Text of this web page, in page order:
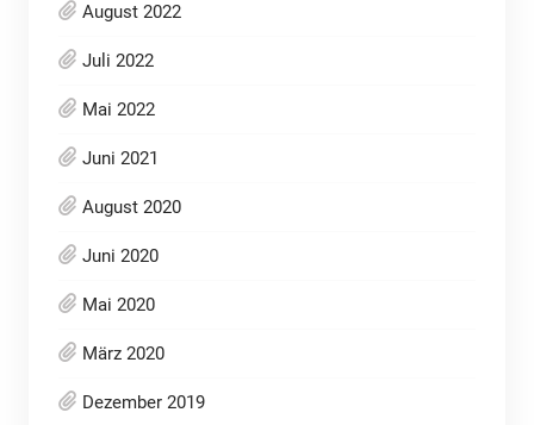
August 2022
Juli 2022
Mai 2022
Juni 2021
August 2020
Juni 2020
Mai 2020
März 2020
Dezember 2019